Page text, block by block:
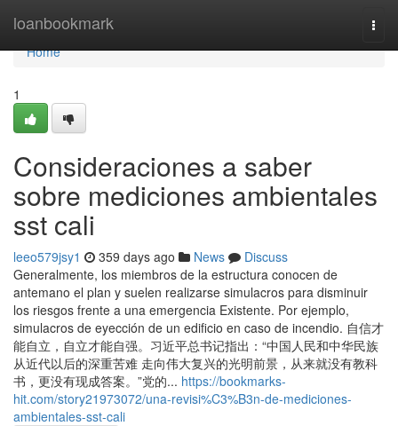
loanbookmark
Home
Home
1
Consideraciones a saber
sobre mediciones ambientales
sst cali
leeo579jsy1 359 days ago News
Discuss
Generalmente, los miembros de la estructura conocen de
antemano el plan y suelen realizarse simulacros para disminuir
los riesgos frente a una emergencia Existente. Por ejemplo,
simulacros de eyección de un edificio en caso de incendio. 自信才
能自立，自立才能自强。习近平总书记指出：“中国人民和中华民族
从近代以后的深重苦难 走向伟大复兴的光明前景，从来就没有教科
书，更没有现成答案。”党的... https://bookmarks-
hit.com/story21973072/una-revisi%C3%B3n-de-mediciones-
ambientales-sst-cali